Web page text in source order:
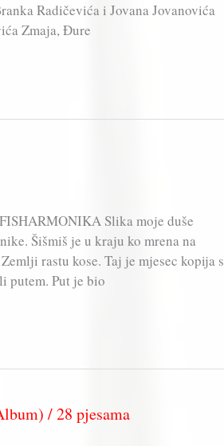
Radičevića i Jovana Jovanovića
Zmaja, Đure
Slika moje duše
Šišmiš je u kraju ko mrena na
rastu kose. Taj je mjesec kopija s
putem. Put je bio
/ 28 pjesama